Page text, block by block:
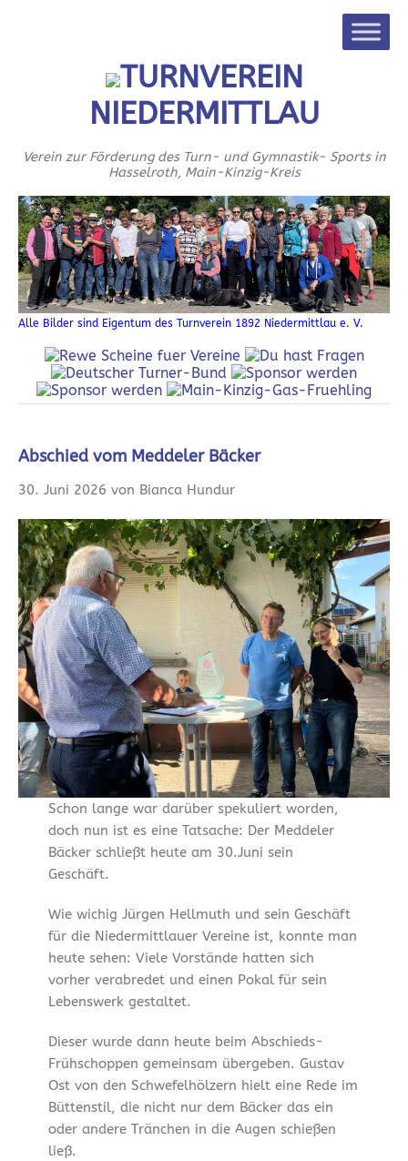
TURNVEREIN
NIEDERMITTLAU
Verein zur Förderung des Turn- und Gymnastik- Sports in
Hasselroth, Main-Kinzig-Kreis
Alle Bilder sind Eigentum des Turnverein 1892 Niedermittlau e. V.
Abschied vom Meddeler Bäcker
30. Juni 2026 von Bianca Hundur
Schon lange war darüber spekuliert worden,
doch nun ist es eine Tatsache: Der Meddeler
Bäcker schließt heute am 30.Juni sein
Geschäft.
Wie wichig Jürgen Hellmuth und sein Geschäft
für die Niedermittlauer Vereine ist, konnte man
heute sehen: Viele Vorstände hatten sich
vorher verabredet und einen Pokal für sein
Lebenswerk gestaltet.
Dieser wurde dann heute beim Abschieds-
Frühschoppen gemeinsam übergeben. Gustav
Ost von den Schwefelhölzern hielt eine Rede im
Büttenstil, die nicht nur dem Bäcker das ein
oder andere Tränchen in die Augen schießen
ließ.